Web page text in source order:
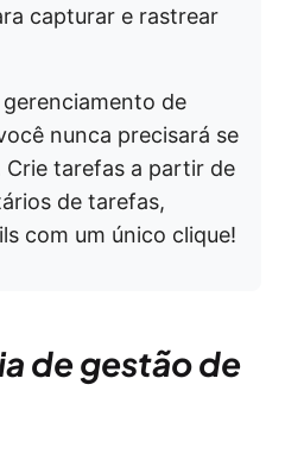
capturar e rastrear
de
nunca precisará se
tarefas a partir de
de tarefas,
com um único clique!
de gestão de